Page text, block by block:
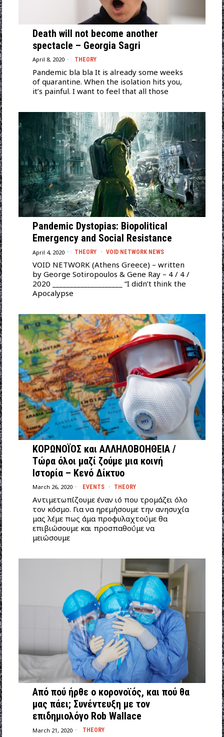
Death will not become another
spectacle – Georgia Sagri
April 8, 2020 THEORY
Pandemic bla bla It is already some weeks
of quarantine. When the isolation hits you,
it’s painful. I want to feel that all those
Pandemic Dystopias: Biopolitical
Emergency and Social Resistance
April 4, 2020 THEORY · VOID NETWORK NEWS
VOID NETWORK (Athens Greece) – written
by George Sotiropoulos & Gene Ray – 4 / 4 /
2020 ____________________ “I didn’t think the
Apocalypse
ΚΟΡΩΝΟΪΟΣ και ΑΛΛΗΛΟΒΟΗΘΕΙΑ /
Τώρα όλοι μαζί ζούμε μια κοινή
Ιστορία – Κενό Δίκτυο
March 26, 2020 EVENTS · THEORY
Αντιμετωπίζουμε έναν ιό που τρομάζει όλο
τον κόσμο. Για να ηρεμήσουμε την ανησυχία
μας λέμε πως άμα προφυλαχτούμε θα
επιβιώσουμε και προσπαθούμε να
μειώσουμε
Από πού ήρθε ο κορονοϊός, και πού θα
μας πάει; Συνέντευξη με τον
επιδημιολόγο Rob Wallace
March 21, 2020 THEORY